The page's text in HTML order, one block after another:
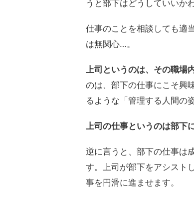
うと部下はどうしていいか
仕事のことを相談しても適
は無関心…。
上司というのは、その職場
のは、部下の仕事にこそ興
るような「管理する人間の姿
上司の仕事というのは部下
逆に言うと、部下の仕事は
す。上司が部下をアシスト
事を円滑に進ませます。